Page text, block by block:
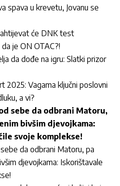
spava u krevetu, Jovanu se
će DNK test
je ON OTAC?!
da dođe na igru: Slatki prizor
2025: Vagama ključni poslovni
a vi?
sebe da odbrani Matoru,
bivšim djevojkama:
svoje komplekse!
da odbrani Matoru, pa
djevojkama: Iskorištavale